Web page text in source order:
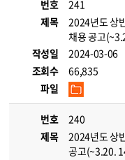
번호
241
제목
2024년도 상
채용 공고
작성일
2024-03-06
조회수
66,835
파일
번호
240
제목
2024년도 상
공고(~3.20.